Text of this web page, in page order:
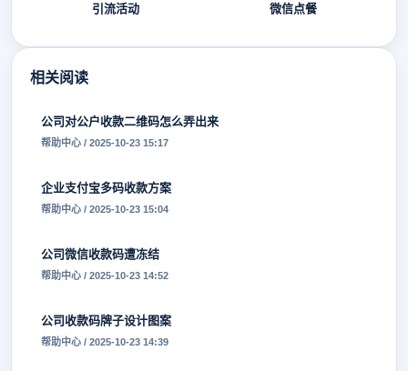
引流活动 微信点餐
相关阅读
公司对公户收款二维码怎么弄出来
帮助中心 / 2025-10-23 15:17
企业支付宝多码收款方案
帮助中心 / 2025-10-23 15:04
公司微信收款码遭冻结
帮助中心 / 2025-10-23 14:52
公司收款码牌子设计图案
帮助中心 / 2025-10-23 14:39